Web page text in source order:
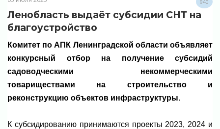
940
Ленобласть выдаёт субсидии СНТ на
благоустройство
Комитет по АПК Ленинградской области объявляет
конкурсный отбор на получение субсидий
садоводческими некоммерческими
товариществами на строительство и
реконструкцию объектов инфраструктуры.
К субсидированию принимаются проекты 2023, 2024 и